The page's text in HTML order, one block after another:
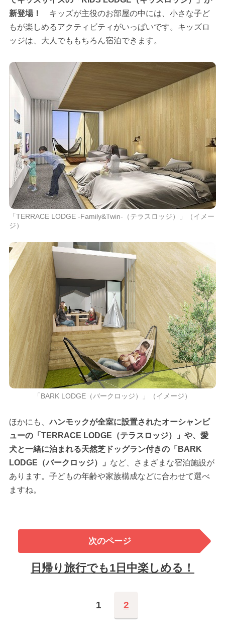
新登場！ キッズが主役のお部屋の中には、小さな子ど
もが楽しめるアクティビティがいっぱいです。キッズロ
ッジは、大人でももちろん宿泊できます。
「TERRACE LODGE -Family&Twin-（テラスロッジ）」（イメー
ジ）
「BARK LODGE（バークロッジ）」（イメージ）
ほかにも、ハンモックが全室に設置されたオーシャンビ
ューの「TERRACE LODGE（テラスロッジ）」や、愛
犬と一緒に泊まれる天然芝ドッグラン付きの「BARK
LODGE（バークロッジ）」 など、さまざまな宿泊施設が
あります。子どもの年齢や家族構成などに合わせて選べ
ますね。
次のページ
日帰り旅行でも1日中楽しめる！
1 2